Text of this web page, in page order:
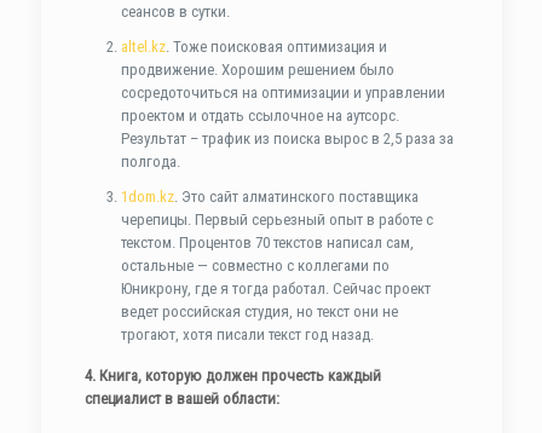
сеансов в сутки.
altel.kz. Тоже поисковая оптимизация и
продвижение. Хорошим решением было
сосредоточиться на оптимизации и управлении
проектом и отдать ссылочное на аутсорс.
Результат – трафик из поиска вырос в 2,5 раза за
полгода.
1dom.kz. Это сайт алматинского поставщика
черепицы. Первый серьезный опыт в работе с
текстом. Процентов 70 текстов написал сам,
остальные — совместно с коллегами по
Юникрону, где я тогда работал. Сейчас проект
ведет российская студия, но текст они не
трогают, хотя писали текст год назад.
4. Книга, которую должен прочесть каждый
специалист в вашей области: